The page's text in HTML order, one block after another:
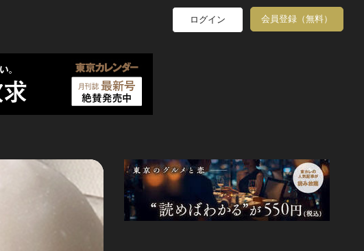
ログイン 会員登録（無料）